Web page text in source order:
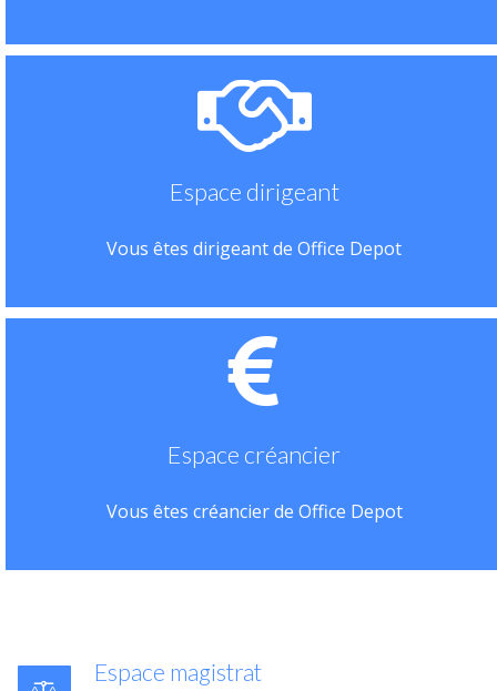
Espace dirigeant
Vous êtes dirigeant de Office Depot
Espace créancier
Vous êtes créancier de Office Depot
Espace magistrat